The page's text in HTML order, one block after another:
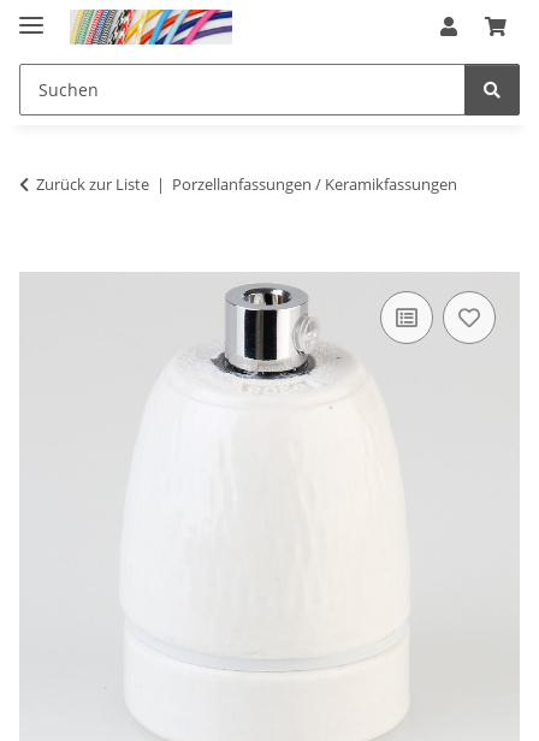
Zurück zur Liste Porzellanfassungen / Keramikfassungen